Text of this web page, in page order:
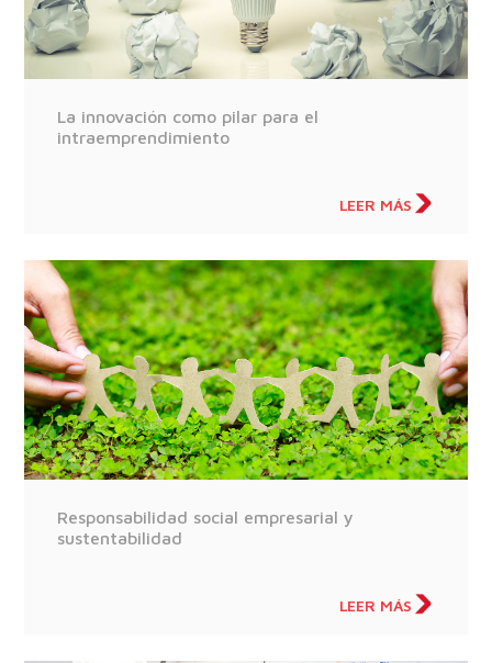
La innovación como pilar para el
intraemprendimiento
LEER MÁS
Responsabilidad social empresarial y
sustentabilidad
LEER MÁS